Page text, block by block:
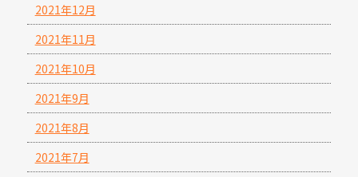
2021年12月
2021年11月
2021年10月
2021年9月
2021年8月
2021年7月